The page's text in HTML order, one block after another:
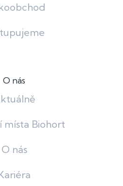
O nás
místa Biohort
O nás